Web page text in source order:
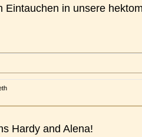
Eintauchen in unsere
Hardy and Alena!